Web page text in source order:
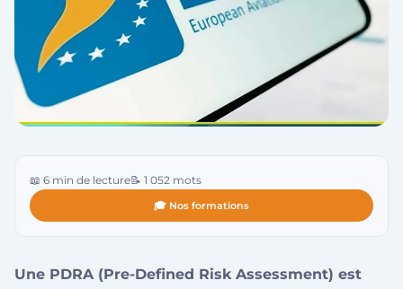
📖 6 min de lecture📝 1 052 mots
🎓 Nos formations
Une PDRA (Pre-Defined Risk Assessment) est